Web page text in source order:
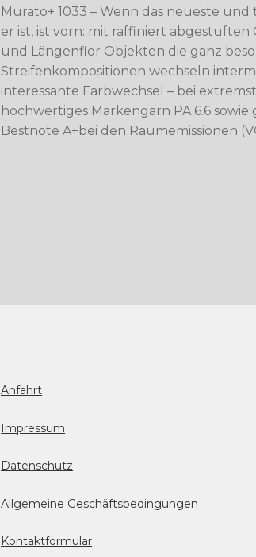
Murato+ 1033 – Wenn das neueste
er ist, ist vorn: mit raffiniert
und Längenflor Objekten die ganz
Streifenkompositionen wechseln
interessante Farbwechsel – bei
hochwertiges Markengarn PA 6.6 sowie
Bestnote A+bei den Raumemissionen
Anfahrt
Impressum
Datenschutz
Allgemeine Geschäftsbedingungen
Kontaktformular